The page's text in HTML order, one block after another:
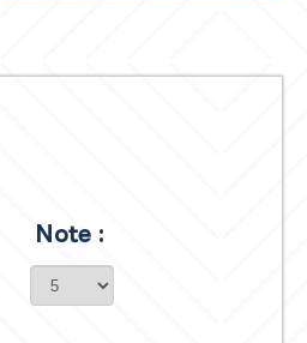
Note :